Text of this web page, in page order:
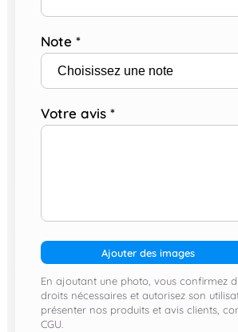
Note *
Votre avis *
Ajouter des images
En ajoutant une photo, vous confirmez
droits nécessaires et autorisez son
présenter nos produits et avis clients,
CGU.